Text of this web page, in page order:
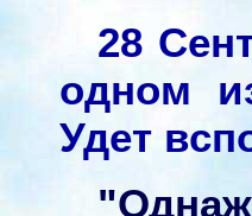
28
одном
Удет